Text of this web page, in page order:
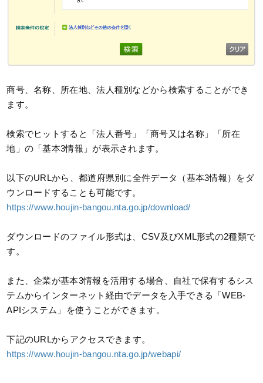
商号、名称、所在地、法人種別などから検索することができ
ます。
検索でヒットすると「法人番号」「商号又は名称」「所在
地」の「基本3情報」が表示されます。
以下のURLから、都道府県別に全件データ（基本3情報）をダ
ウンロードすることも可能です。
https://www.houjin-bangou.nta.go.jp/download/
ダウンロードのファイル形式は、CSV及びXML形式の2種類で
す。
また、企業が基本3情報を活用する場合、自社で保有するシス
テムからインターネット経由でデータを入手できる「WEB-
APIシステム」を使うことができます。
下記のURLからアクセスできます。
https://www.houjin-bangou.nta.go.jp/webapi/